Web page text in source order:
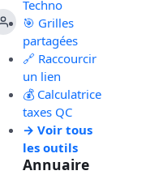
Techno
🎯 Grilles
partagées
🔗 Raccourcir
un lien
💰 Calculatrice
taxes QC
→ Voir tous
les outils
Annuaire